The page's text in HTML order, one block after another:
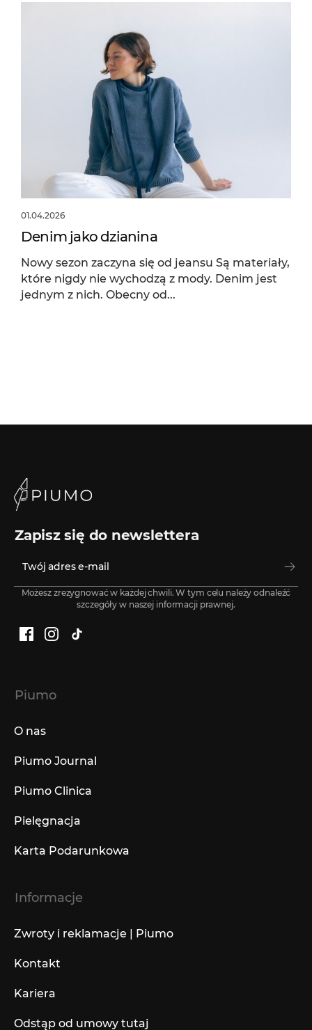
01.04.2026
Denim jako dzianina
Nowy sezon zaczyna się od jeansu Są materiały,
które nigdy nie wychodzą z mody. Denim jest
jednym z nich. Obecny od...
Zapisz się do newslettera
Możesz zrezygnować w każdej chwili. W tym celu należy odnaleźć
szczegóły w naszej informacji prawnej.
Facebook
Instagram
TikTok
Piumo
O nas
Piumo Journal
Piumo Clinica
Pielęgnacja
Karta Podarunkowa
Informacje
Zwroty i reklamacje | Piumo
Kontakt
Kariera
Odstąp od umowy tutaj